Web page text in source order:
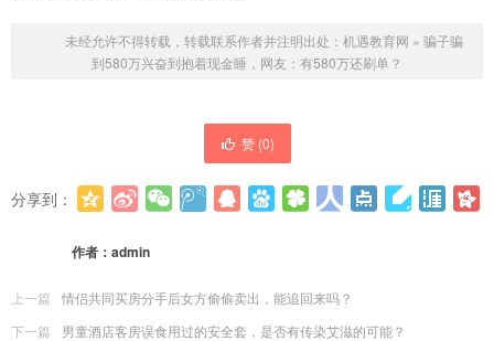
未经允许不得转载，转载联系作者并注明出处： 机遇教育网 » 骗子骗
到580万兴奋到抱着现金睡，网友：有580万还刷单？
赞 (0)
分享到：
作者： admin
上一篇
情侣共同买房分手后女方偷偷卖出，能追回来吗？
下一篇
男童酒店客房误食用过的安全套，是否有传染艾滋的可能？